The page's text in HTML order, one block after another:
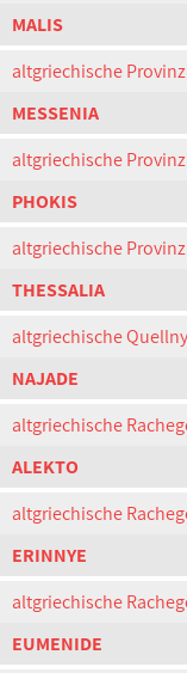
MALIS
altgriechische Provinz
MESSENIA
altgriechische Provinz
PHOKIS
altgriechische Provinz
THESSALIA
altgriechische
NAJADE
altgriechische
ALEKTO
altgriechische
ERINNYE
altgriechische
EUMENIDE